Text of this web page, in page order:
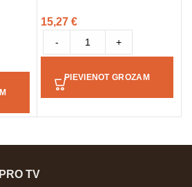
15,27 €
- +
PIEVIENOT GROZAM
TV